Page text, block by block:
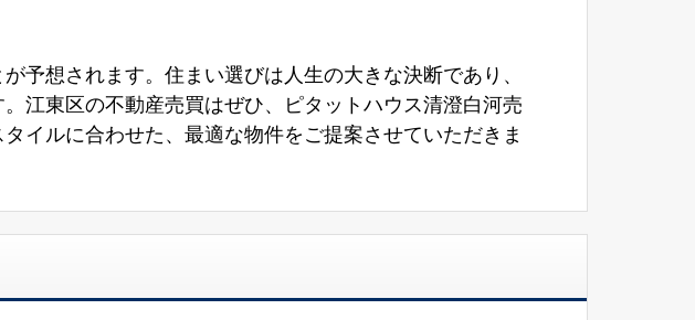
予想されます。住まい選びは人生の大きな決断であり、
江東区の不動産売買はぜひ、ピタットハウス清澄白河売
イルに合わせた、最適な物件をご提案させていただきま